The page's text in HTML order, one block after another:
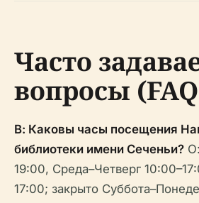
Часто
вопросы
В: Каковы часы посещения
библиотеки имени Сеченьи?
19:00, Среда–Четверг
17:00; закрыто